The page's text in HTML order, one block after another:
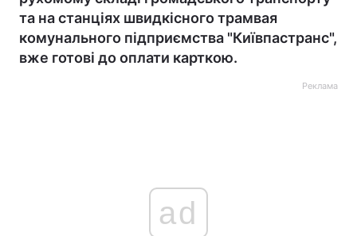
та на станціях швидкісного трамвая
комунального підприємства "Київпастранс",
вже готові до оплати карткою.
Реклама
ad